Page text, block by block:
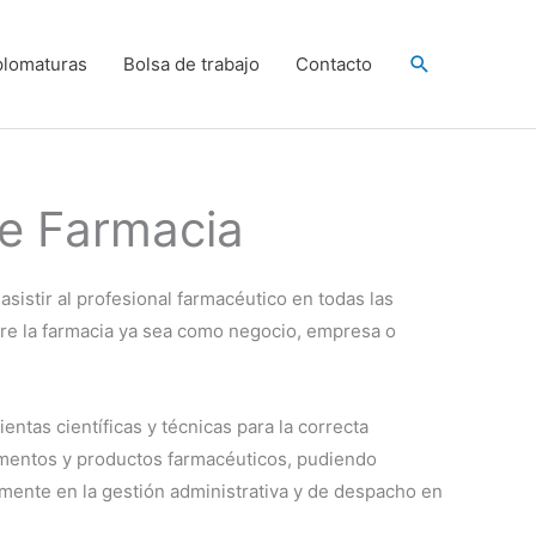
Bolsa de trabajo Contacto Buscar
Farmacia
al profesional farmacéutico en todas las
la farmacia ya sea como negocio, empresa o
científicas y técnicas para la correcta
y productos farmacéuticos, pudiendo
en la gestión administrativa y de despacho en